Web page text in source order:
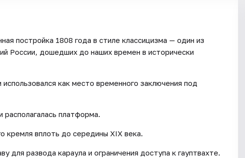
постройка 1808 года в стиле классицизма — один из
России, дошедших до наших времен в исторически
как место временного заключения под
располагалась платформа.
кремля вплоть до середины XIX века.
для развода караула и ограничения доступа к гауптвахте.